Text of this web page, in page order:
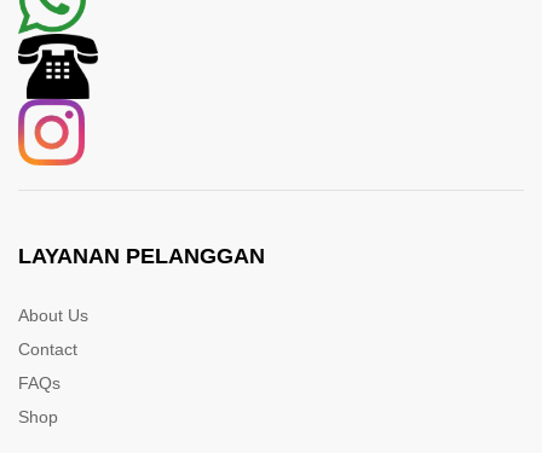
LAYANAN PELANGGAN
About Us
Contact
FAQs
Shop